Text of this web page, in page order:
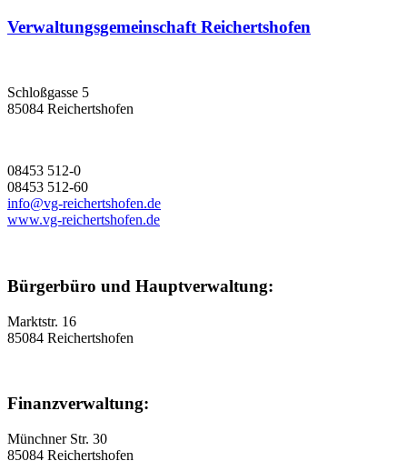
Verwaltungsgemeinschaft Reichertshofen
Schloßgasse 5
85084 Reichertshofen
08453 512-0
08453 512-60
info@vg-reichertshofen.de
www.vg-reichertshofen.de
Bürgerbüro und Hauptverwaltung:
Marktstr. 16
85084 Reichertshofen
Finanzverwaltung:
Münchner Str. 30
85084 Reichertshofen